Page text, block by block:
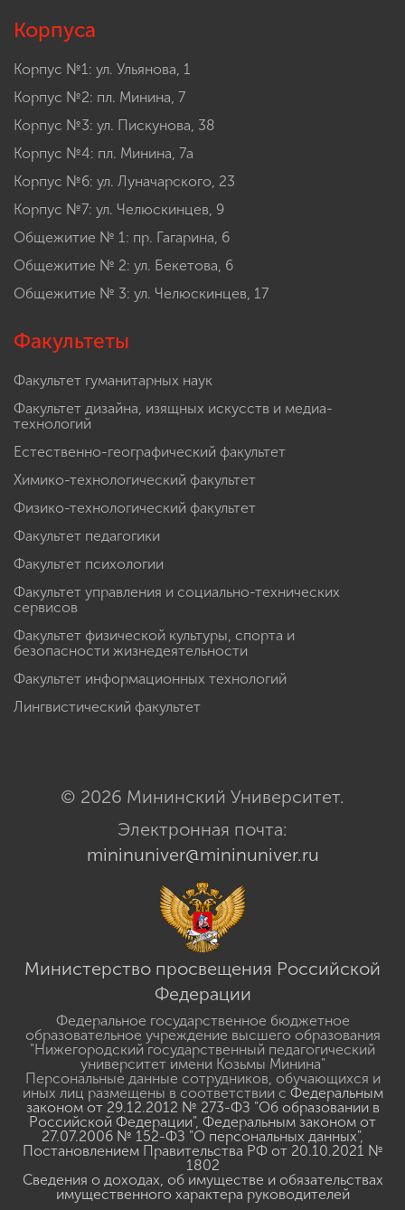
Корпуса
Корпус №1: ул. Ульянова, 1
Корпус №2: пл. Минина, 7
Корпус №3: ул. Пискунова, 38
Корпус №4: пл. Минина, 7а
Корпус №6: ул. Луначарского, 23
Корпус №7: ул. Челюскинцев, 9
Общежитие № 1: пр. Гагарина, 6
Общежитие № 2: ул. Бекетова, 6
Общежитие № 3: ул. Челюскинцев, 17
Факультеты
Факультет гуманитарных наук
Факультет дизайна, изящных искусств и медиа-
технологий
Естественно-географический факультет
Химико-технологический факультет
Физико-технологический факультет
Факультет педагогики
Факультет психологии
Факультет управления и социально-технических
сервисов
Факультет физической культуры, спорта и
безопасности жизнедеятельности
Факультет информационных технологий
Лингвистический факультет
© 2026 Мининский Университет.
Электронная почта:
mininuniver@mininuniver.ru
Министерство просвещения Российской
Федерации
Федеральное государственное бюджетное
образовательное учреждение высшего образования
"Нижегородский государственный педагогический
университет имени Козьмы Минина"
Персональные данные сотрудников, обучающихся и
иных лиц размещены в соответствии с Федеральным
законом от 29.12.2012 № 273-ФЗ "Об образовании в
Российской Федерации", Федеральным законом от
27.07.2006 № 152-ФЗ "О персональных данных",
Постановлением Правительства РФ от 20.10.2021 №
1802
Сведения о доходах, об имуществе и обязательствах
имущественного характера руководителей